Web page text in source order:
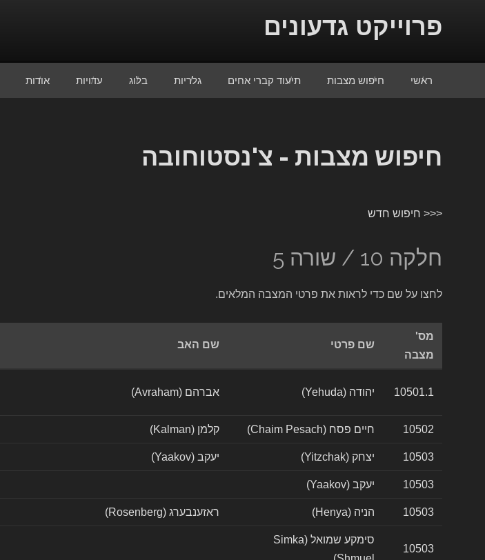
פרוייקט גדעונים
ראשי חיפוש מצבות תיעוד קברי אחים גלריות בלוג עדויות אודות
חיפוש מצבות - צ'נסטוחובה
<<< חיפוש חדש
חלקה 10 / שורה 5
לחצו על שם כדי לראות את פרטי המצבה המלאים.
מס'
מצבה
שם פרטי שם האב
10501.1 יהודה (Yehuda) אברהם (Avraham)
10502 חיים פסח (Chaim Pesach) קלמן (Kalman)
10503 יצחק (Yitzchak) יעקב (Yaakov)
10503 יעקב (Yaakov)
10503 הניה (Henya) ראזענבערג (Rosenberg)
10503
סימקע שמואל (Simka